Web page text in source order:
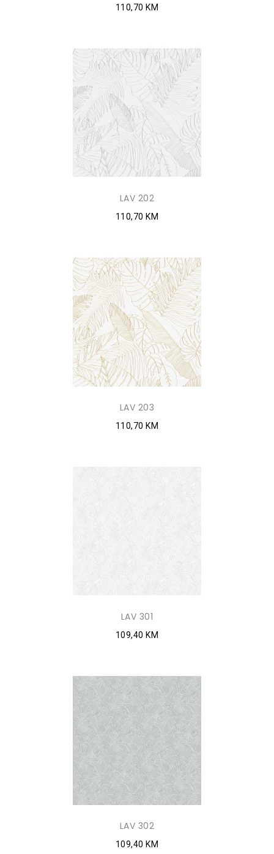
110,70 KM
LAV 202
110,70 KM
LAV 203
110,70 KM
LAV 301
109,40 KM
LAV 302
109,40 KM